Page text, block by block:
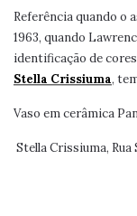
Referência quando o
1963, quando
identificação de
Stella Crissiuma,
Vaso em cerâmica
Stella Crissiuma, Rua